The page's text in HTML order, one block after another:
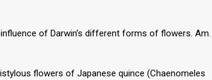
of Darwin’s different forms of flowers. Am.
flowers of Japanese quince (Chaenomeles